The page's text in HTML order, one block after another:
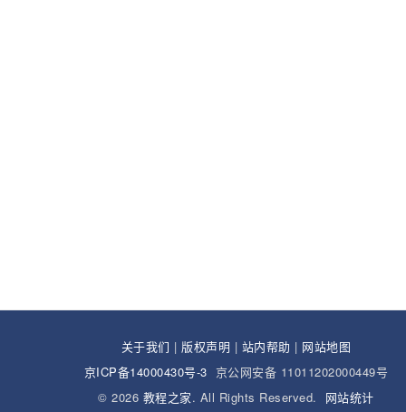
关于我们 | 版权声明 | 站内帮助 | 网站地图
京ICP备14000430号-3 京公网安备 11011202000449号
© 2026 教程之家. All Rights Reserved. 网站统计